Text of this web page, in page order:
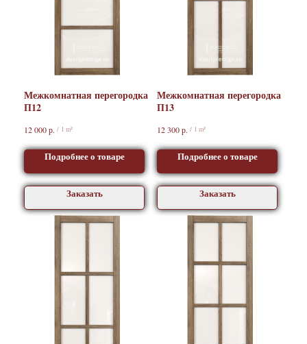
Межкомнатная перегородка
П12
12 000р. / 1 m²
Подробнее о товаре
Заказать
Межкомнатная перегородка
П13
12 300р. / 1 m²
Подробнее о товаре
Заказать